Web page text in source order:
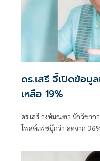
ดร.เสรี จี้เปิดข้อมู
เหลือ 19%
ดร.เสรี วงษ์มณฑา นักวิชาก
โพสต์เฟซบุ๊กว่า ลดจาก